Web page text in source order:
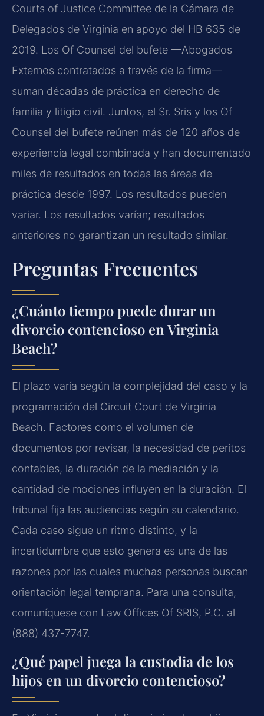
Courts of Justice Committee de la Cámara de
Delegados de Virginia en apoyo del HB 635 de
2019. Los Of Counsel del bufete —Abogados
Externos contratados a través de la firma—
suman décadas de práctica en derecho de
familia y litigio civil. Juntos, el Sr. Sris y los Of
Counsel del bufete reúnen más de 120 años de
experiencia legal combinada y han documentado
miles de resultados en todas las áreas de
práctica desde 1997. Los resultados pueden
variar. Los resultados varían; resultados
anteriores no garantizan un resultado similar.
Preguntas Frecuentes
¿Cuánto tiempo puede durar un
divorcio contencioso en Virginia
Beach?
El plazo varía según la complejidad del caso y la
programación del Circuit Court de Virginia
Beach. Factores como el volumen de
documentos por revisar, la necesidad de peritos
contables, la duración de la mediación y la
cantidad de mociones influyen en la duración. El
tribunal fija las audiencias según su calendario.
Cada caso sigue un ritmo distinto, y la
incertidumbre que esto genera es una de las
razones por las cuales muchas personas buscan
orientación legal temprana. Para una consulta,
comuníquese con Law Offices Of SRIS, P.C. al
(888) 437-7747.
¿Qué papel juega la custodia de los
hijos en un divorcio contencioso?